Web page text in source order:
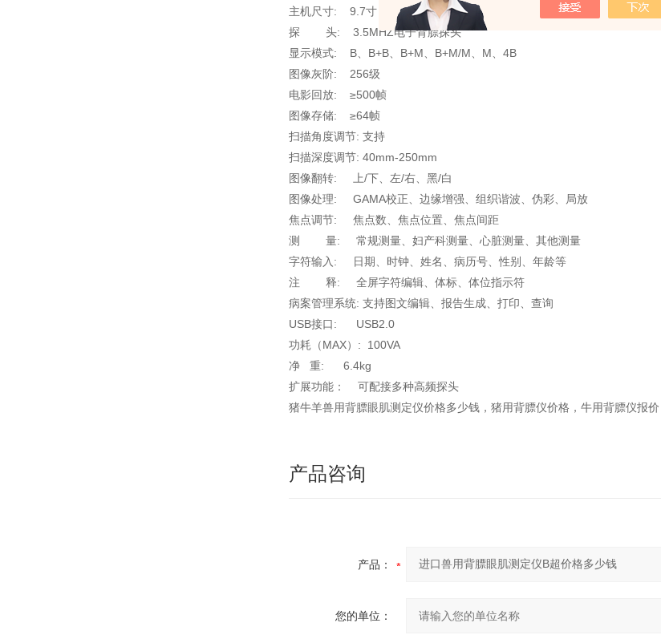
主机尺寸: 9.7寸
探 头: 3.5MHZ电子背膘探头
显示模式: B、B+B、B+M、B+M/M、M、4B
图像灰阶: 256级
电影回放: ≥500帧
图像存储: ≥64帧
扫描角度调节: 支持
扫描深度调节: 40mm-250mm
图像翻转: 上/下、左/右、黑/白
图像处理: GAMA校正、边缘增强、组织谐波、伪彩、局放
焦点调节: 焦点数、焦点位置、焦点间距
测 量: 常规测量、妇产科测量、心脏测量、其他测量
字符输入: 日期、时钟、姓名、病历号、性别、年龄等
注 释: 全屏字符编辑、体标、体位指示符
病案管理系统: 支持图文编辑、报告生成、打印、查询
USB接口: USB2.0
功耗（MAX）: 100VA
净 重: 6.4kg
扩展功能： 可配接多种高频探头
猪牛羊兽用背膘眼肌测定仪价格多少钱，猪用背膘仪价格，牛用背膘仪报
产品咨询
产品：
您的单位：